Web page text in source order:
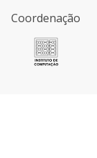
Coordenação